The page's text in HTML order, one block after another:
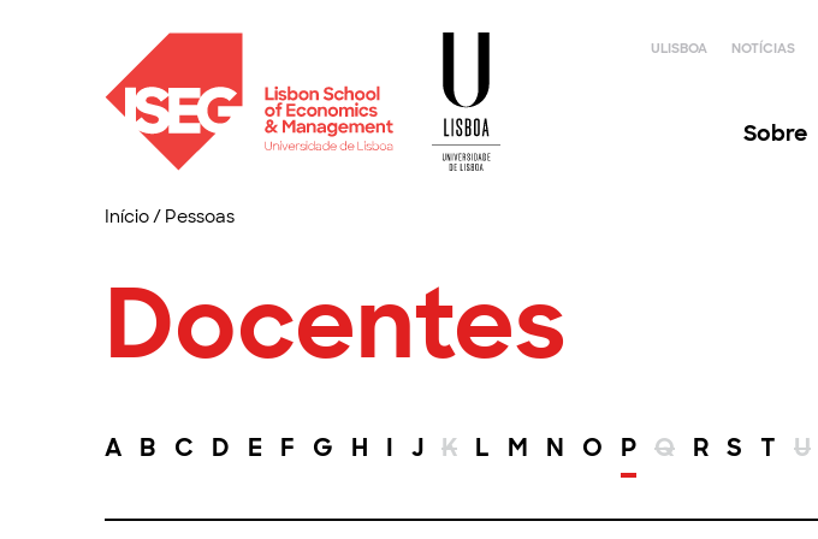
ULISBOA NOTÍCIAS
Sobre
Início/ Pessoas
Docentes
A B C D E F G H I J K L M N O P Q R S T U